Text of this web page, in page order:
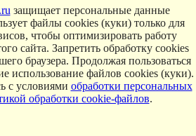
защищает персональные данные
файлы cookies (куки) только для
чтобы оптимизировать работу
сайта. Запретить обработку cookies
браузера. Продолжая пользоваться
использование файлов cookies (куки).
с условиями обработки персональных
обработки cookie-файлов.